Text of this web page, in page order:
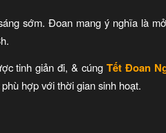
sớm. Đoan mang ý nghĩa là
tinh giản đi, & cúngTết Đoan
hợp với thời gian sinh hoạt.